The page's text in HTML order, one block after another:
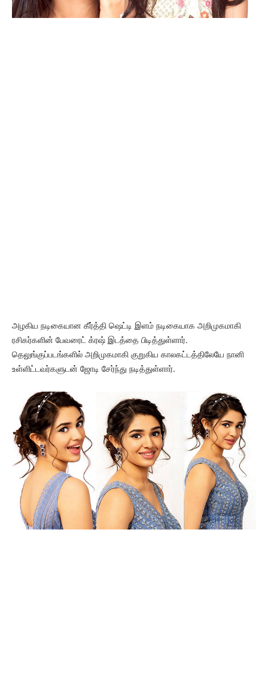
அழகிய நடிகையான கீர்த்தி ஷெட்டி இளம் நடிகையாக அறிமுகமாகி
ரசிகர்களின் பேவரைட் க்ரஷ் இடத்தை பிடித்துள்ளார்.
தெலுங்குப்படங்களில் அறிமுகமாகி குறுகிய காலகட்டத்திலேயே நானி
உள்ளிட்டவர்களுடன் ஜோடி சேர்ந்து நடித்துள்ளார்.